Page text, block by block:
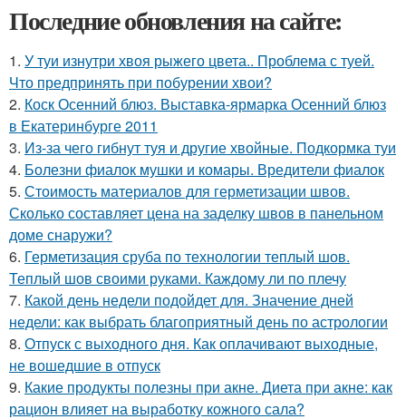
Последние обновления на сайте:
1. У туи изнутри хвоя рыжего цвета.. Проблема с туей.
Что предпринять при побурении хвои?
2. Коск Осенний блюз. Выставка-ярмарка Осенний блюз
в Екатеринбурге 2011
3. Из-за чего гибнут туя и другие хвойные. Подкормка туи
4. Болезни фиалок мушки и комары. Вредители фиалок
5. Стоимость материалов для герметизации швов.
Сколько составляет цена на заделку швов в панельном
доме снаружи?
6. Герметизация сруба по технологии теплый шов.
Теплый шов своими руками. Каждому ли по плечу
7. Какой день недели подойдет для. Значение дней
недели: как выбрать благоприятный день по астрологии
8. Отпуск с выходного дня. Как оплачивают выходные,
не вошедшие в отпуск
9. Какие продукты полезны при акне. Диета при акне: как
рацион влияет на выработку кожного сала?